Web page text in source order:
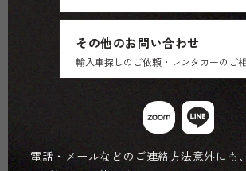
その他のお問い合わせ
輸入車探しのご依頼・レンタカーのご
電話・メールなどのご連絡方法意外にも